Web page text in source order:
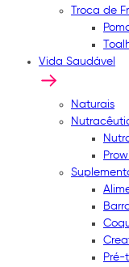
Troca de
Vida Saudável
Naturais
Pré-